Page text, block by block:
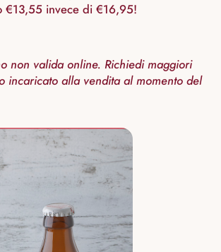
€13,55 invece di €16,95!
non valida online. Richiedi maggiori
incaricato alla vendita al momento del